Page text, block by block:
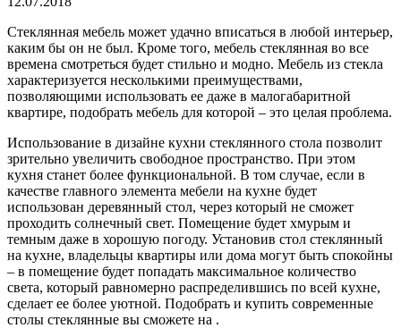
Стеклянная мебель может удачно вписаться в любой интерьер,
каким бы он не был. Кроме того, мебель стеклянная во все
времена смотреться будет стильно и модно. Мебель из стекла
характеризуется несколькими преимуществами,
позволяющими использовать ее даже в малогабаритной
квартире, подобрать мебель для которой – это целая проблема.
Использование в дизайне кухни стеклянного стола позволит
зрительно увеличить свободное пространство. При этом
кухня станет более функциональной. В том случае, если в
качестве главного элемента мебели на кухне будет
использован деревянный стол, через который не сможет
проходить солнечный свет. Помещение будет хмурым и
темным даже в хорошую погоду. Установив стол стеклянный
на кухне, владельцы квартиры или дома могут быть спокойны
– в помещение будет попадать максимальное количество
света, который равномерно распределившись по всей кухне,
сделает ее более уютной. Подобрать и купить современные
столы стеклянные вы сможете на .